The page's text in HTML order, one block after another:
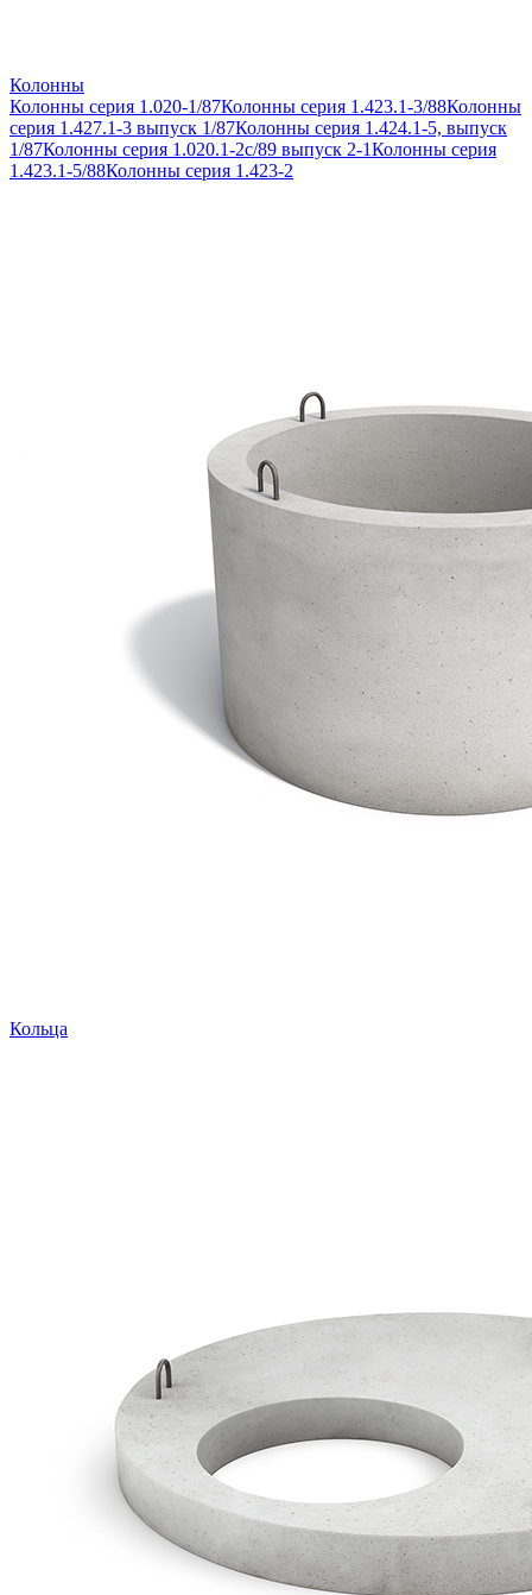
Колонны
Колонны серия 1.020-1/87Колонны серия 1.423.1-3/88Колонны
серия 1.427.1-3 выпуск 1/87Колонны серия 1.424.1-5, выпуск
1/87Колонны серия 1.020.1-2с/89 выпуск 2-1Колонны серия
1.423.1-5/88Колонны серия 1.423-2
Кольца